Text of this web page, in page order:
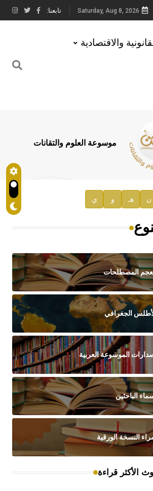
Saturday, Aug 8, 2026 تابعنا:
والاقتصادية
موسوعة العلوم والتقانات
ن هـ و ي
المصطلحات
الجغرافي
الموسوعة العربية
الباحثين
النسخة الورقية
الأكثر قراءة